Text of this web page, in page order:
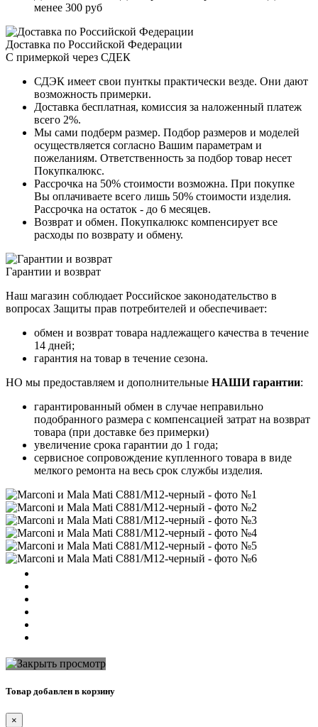
менее 300 руб
Доставка по Российской Федерации
С примеркой через СДЕК
СДЭК имеет свои пунткы практически везде. Они дают
возможность примерки.
Доставка бесплатная, комиссия за наложенный платеж
всего 2%.
Мы сами подберм размер. Подбор размеров и моделей
осуществляется согласно Вашим параметрам и
пожеланиям. Ответственность за подбор товар несет
Покупкалюкс.
Рассрочка на 50% стоимости возможна. При покупке
Вы оплачиваете всего лишь 50% стоимости изделия.
Рассрочка на остаток - до 6 месяцев.
Возврат и обмен. Покупкалюкс компенсирует все
расходы по возврату и обмену.
Гарантии и возврат
Наш магазин соблюдает Российское законодательство в
вопросах Защиты прав потребителей и обеспечивает:
обмен и возврат товара надлежащего качества в течение
14 дней;
гарантия на товар в течение сезона.
НО мы предоставляем и дополнительные НАШИ гарантии:
гарантированный обмен в случае неправильно
подобранного размера с компенсацией затрат на возврат
товара (при доставке без примерки)
увеличение срока гарантии до 1 года;
сервисное сопровождение купленного товара в виде
мелкого ремонта на весь срок службы изделия.
Товар добавлен в корзину
×